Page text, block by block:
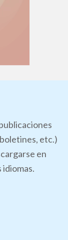
etc.)
en